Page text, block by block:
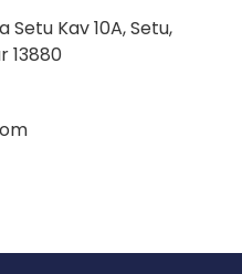
Setu Kav 10A, Setu,
13880